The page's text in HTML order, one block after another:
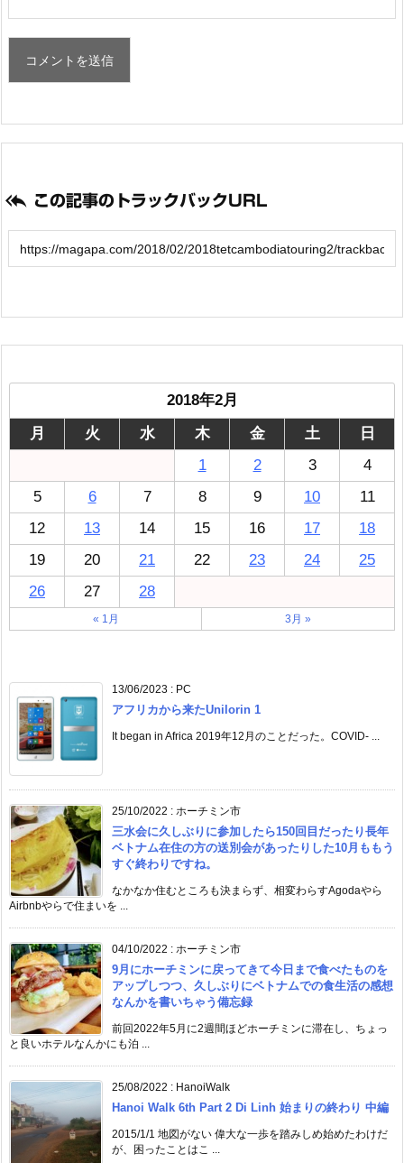
 この記事のトラックバックURL
2018年2月
月
火 水 木 金 土
日
1
2 3
4
5
6 7 8 9 10
11
12
13 14 15 16 17
18
19
20 21 22 23 24
25
26
27 28
« 1月 3月 »
13/06/2023 : PC
アフリカから来たUnilorin 1
It began in Africa 2019年12月のことだった。COVID- ...
25/10/2022 : ホーチミン市
三水会に久しぶりに参加したら150回目だったり長年
ベトナム在住の方の送別会があったりした10月ももう
すぐ終わりですね。
なかなか住むところも決まらず、相変わらすAgodaやら
Airbnbやらで住まいを ...
04/10/2022 : ホーチミン市
9月にホーチミンに戻ってきて今日まで食べたものを
アップしつつ、久しぶりにベトナムでの食生活の感想
なんかを書いちゃう備忘録
前回2022年5月に2週間ほどホーチミンに滞在し、ちょっ
と良いホテルなんかにも泊 ...
25/08/2022 : HanoiWalk
Hanoi Walk 6th Part 2 Di Linh 始まりの終わり 中編
2015/1/1 地図がない 偉大な一歩を踏みしめ始めたわけだ
が、困ったことはこ ...